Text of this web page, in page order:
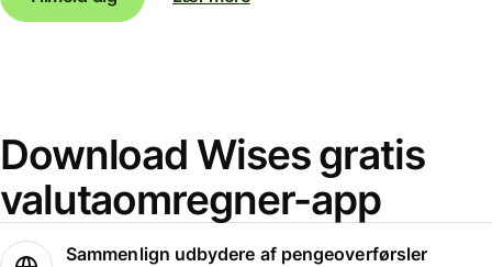
Download Wises gratis
valutaomregner-app
Sammenlign udbydere af pengeoverførsler